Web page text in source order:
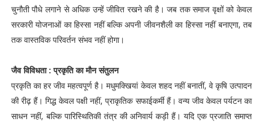
चुनौती पौधे लगाने से अधिक उन्हें जीवित रखने की है। जब तक समाज वृक्षों को केवल
सरकारी योजनाओं का हिस्सा नहीं बल्कि अपनी जीवनशैली का हिस्सा नहीं बनाएगा, तब
तक वास्तविक परिवर्तन संभव नहीं होगा।
जैव विविधता : प्रकृति का मौन संतुलन
प्रकृति का हर जीव महत्वपूर्ण है। मधुमक्खियां केवल शहद नहीं बनातीं, वे कृषि उत्पादन
की रीढ़ हैं। गिद्ध केवल पक्षी नहीं, प्राकृतिक सफाईकर्मी हैं। वन्य जीव केवल पर्यटन का
साधन नहीं, बल्कि पारिस्थितिकी तंत्र की अनिवार्य कड़ी हैं। यदि एक प्रजाति समाप्त